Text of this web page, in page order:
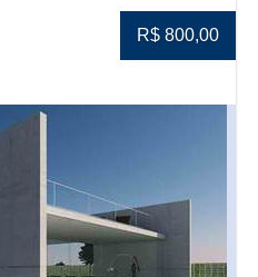
R$ 800,00